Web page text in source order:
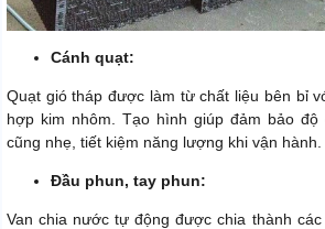
Cánh quạt:
Quạt gió tháp được làm từ chất liệu bên bỉ
hợp kim nhôm. Tạo hình giúp đảm bảo độ
cũng nhẹ, tiết kiệm năng lượng khi vận hành.
Đầu phun, tay phun:
Van chia nước tự động được chia thành